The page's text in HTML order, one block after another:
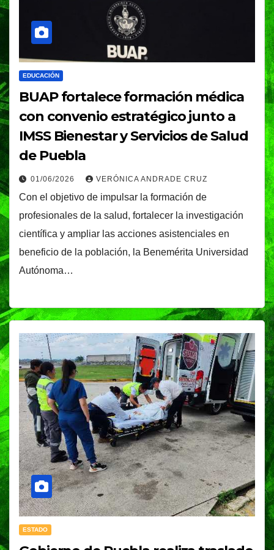
EDUCACIÓN
BUAP fortalece formación médica
con convenio estratégico junto a
IMSS Bienestar y Servicios de Salud
de Puebla
01/06/2026 VERÓNICA ANDRADE CRUZ
Con el objetivo de impulsar la formación de
profesionales de la salud, fortalecer la investigación
científica y ampliar las acciones asistenciales en
beneficio de la población, la Benemérita Universidad
Autónoma…
ESTADO